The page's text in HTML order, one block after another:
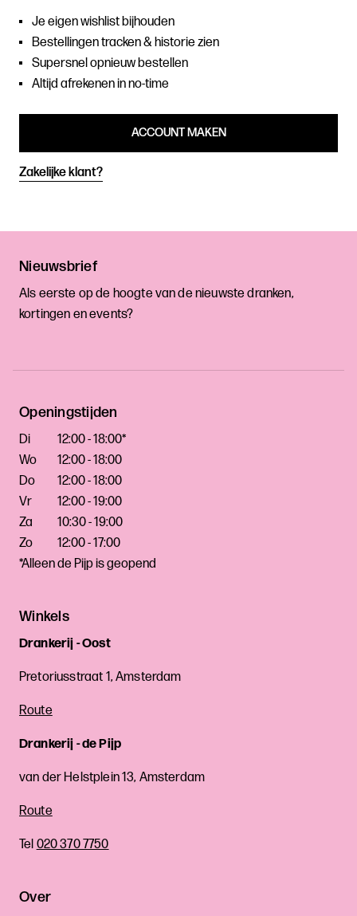
Je eigen wishlist bijhouden
Bestellingen tracken & historie zien
Supersnel opnieuw bestellen
Altijd afrekenen in no-time
ACCOUNT MAKEN
Zakelijke klant?
Nieuwsbrief
Als eerste op de hoogte van de nieuwste dranken,
kortingen en events?
Openingstijden
Di
12:00 - 18:00*
Wo
12:00 - 18:00
Do
12:00 - 18:00
Vr
12:00 - 19:00
Za
10:30 - 19:00
Zo
12:00 - 17:00
*Alleen de Pijp is geopend
Winkels
Drankerij - Oost
Pretoriusstraat 1, Amsterdam
Route
Drankerij - de Pijp
van der Helstplein 13, Amsterdam
Route
Tel 020 370 7750
Over